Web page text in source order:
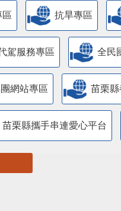
區 抗旱專區
駕服務專區 全民
網站專區 苗栗
苗栗縣攜手串連愛心平台